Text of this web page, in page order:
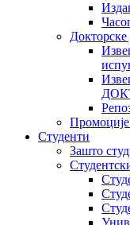
Докторске
Промоције
Студенти
Зашто